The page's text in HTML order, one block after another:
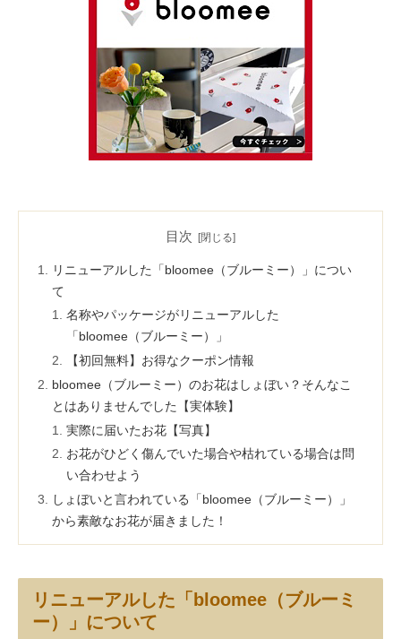
目次
リニューアルした「bloomee（ブルーミー）」につい
て
名称やパッケージがリニューアルした
「bloomee（ブルーミー）」
【初回無料】お得なクーポン情報
bloomee（ブルーミー）のお花はしょぼい？そんなこ
とはありませんでした【実体験】
実際に届いたお花【写真】
お花がひどく傷んでいた場合や枯れている場合は問
い合わせよう
しょぼいと言われている「bloomee（ブルーミー）」
から素敵なお花が届きました！
リニューアルした「bloomee（ブルーミ
ー）」について